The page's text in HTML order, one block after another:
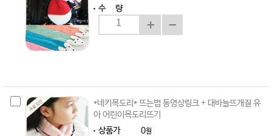
수 량
*네키목도리* 뜨는법 동영상링크 + 대바늘뜨개질 유
아 어린이목도리뜨기
상품가
0원